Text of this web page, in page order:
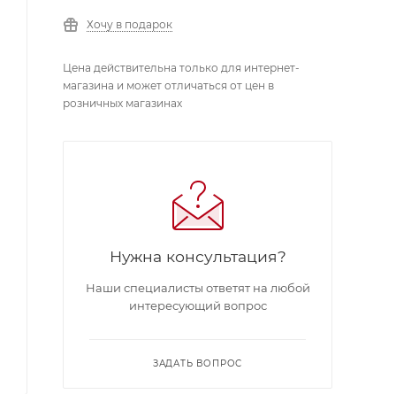
Хочу в подарок
Цена действительна только для интернет-
магазина и может отличаться от цен в
розничных магазинах
Нужна консультация?
Наши специалисты ответят на любой
интересующий вопрос
ЗАДАТЬ ВОПРОС